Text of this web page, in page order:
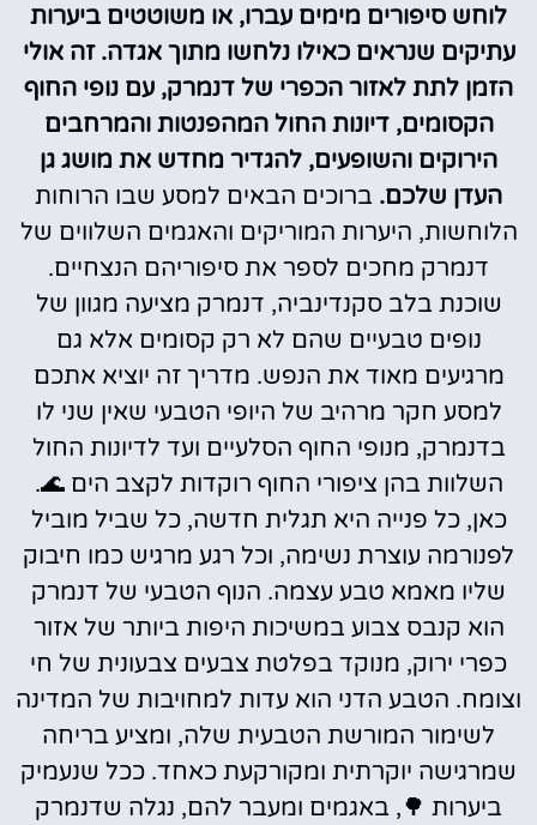
לוחש סיפורים מימים עברו, או משוטטים ביערות
עתיקים שנראים כאילו נלחשו מתוך אגדה. זה אולי
הזמן לתת לאזור הכפרי של דנמרק, עם נופי החוף
הקסומים, דיונות החול המהפנטות והמרחבים
הירוקים והשופעים, להגדיר מחדש את מושג גן
העדן שלכם. ברוכים הבאים למסע שבו הרוחות
הלוחשות, היערות המוריקים והאגמים השלווים של
דנמרק מחכים לספר את סיפוריהם הנצחיים.
שוכנת בלב סקנדינביה, דנמרק מציעה מגוון של
נופים טבעיים שהם לא רק קסומים אלא גם
מרגיעים מאוד את הנפש. מדריך זה יוציא אתכם
למסע חקר מרהיב של היופי הטבעי שאין שני לו
בדנמרק, מנופי החוף הסלעיים ועד לדיונות החול
השלוות בהן ציפורי החוף רוקדות לקצב הים 🌊.
כאן, כל פנייה היא תגלית חדשה, כל שביל מוביל
לפנורמה עוצרת נשימה, וכל רגע מרגיש כמו חיבוק
שליו מאמא טבע עצמה. הנוף הטבעי של דנמרק
הוא קנבס צבוע במשיכות היפות ביותר של אזור
כפרי ירוק, מנוקד בפלטת צבעים צבעונית של חי
וצומח. הטבע הדני הוא עדות למחויבות של המדינה
לשימור המורשת הטבעית שלה, ומציע בריחה
שמרגישה יוקרתית ומקורקעת כאחד. ככל שנעמיק
ביערות 🌳, באגמים ומעבר להם, נגלה שדנמרק